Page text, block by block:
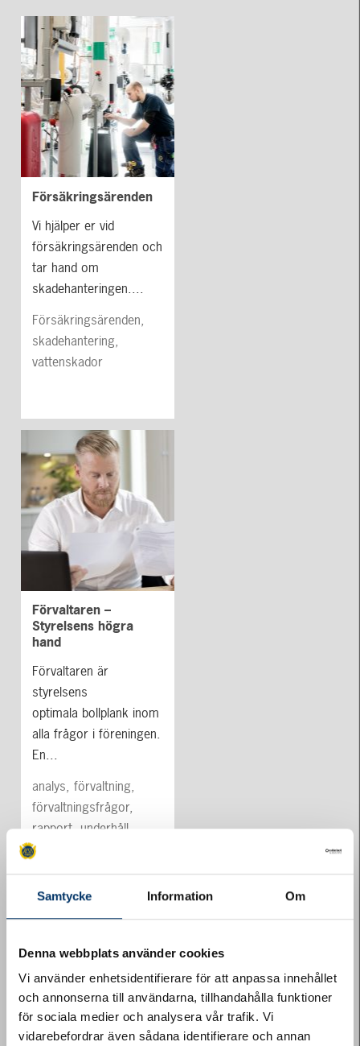
Samtycke Information Om
Denna webbplats använder cookies
Vi använder enhetsidentifierare för att anpassa innehållet
och annonserna till användarna, tillhandahålla funktioner
för sociala medier och analysera vår trafik. Vi
vidarebefordrar även sådana identifierare och annan
Försäkringsärenden
Vi hjälper er vid
försäkringsärenden och
tar hand om
skadehanteringen....
Försäkringsärenden,
skadehantering,
vattenskador
Förvaltaren –
Styrelsens högra
hand
Förvaltaren är
styrelsens
optimala bollplank inom
alla frågor i föreningen.
En...
analys, förvaltning,
förvaltningsfrågor,
rapport, underhåll
Förvaltarrapport